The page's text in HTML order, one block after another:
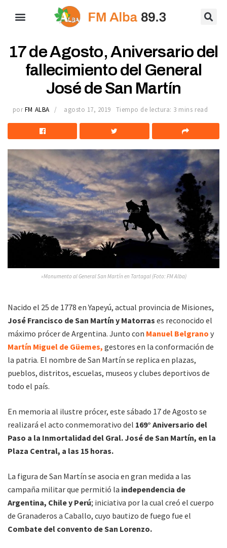
17 de Agosto, Aniversario del
fallecimiento del General
José de San Martín
por FM ALBA agosto 17, 2019 Tiempo de lectura: 3 mins read
»Monumento al General San Martín en Tartagal (Foto: FM Alba)
Nacido el 25 de 1778 en Yapeyú, actual provincia de Misiones,
José Francisco de San Martín y Matorras es reconocido el
máximo prócer de Argentina. Junto con Manuel Belgrano y
Martín Miguel de Güemes, gestores en la conformación de
la patria. El nombre de San Martín se replica en plazas,
pueblos, distritos, escuelas, museos y clubes deportivos de
todo el país.
En memoria al ilustre prócer, este sábado 17 de Agosto se
realizará el acto conmemorativo del 169° Aniversario del
Paso a la Inmortalidad del Gral. José de San Martín, en la
Plaza Central, a las 15 horas.
La figura de San Martín se asocia en gran medida a las
campaña militar que permitió la independencia de
Argentina, Chile y Perú; iniciativa por la cual creó el cuerpo
de Granaderos a Caballo, cuyo bautizo de fuego fue el
Combate del convento de San Lorenzo.